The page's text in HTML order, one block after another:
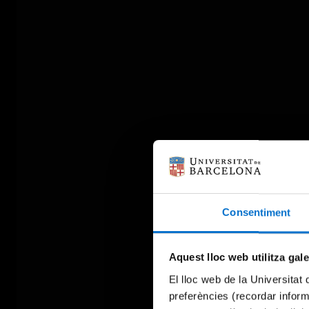
Consentiment
Aquest lloc web utilitza
El lloc web de la Universitat
preferències (recordar